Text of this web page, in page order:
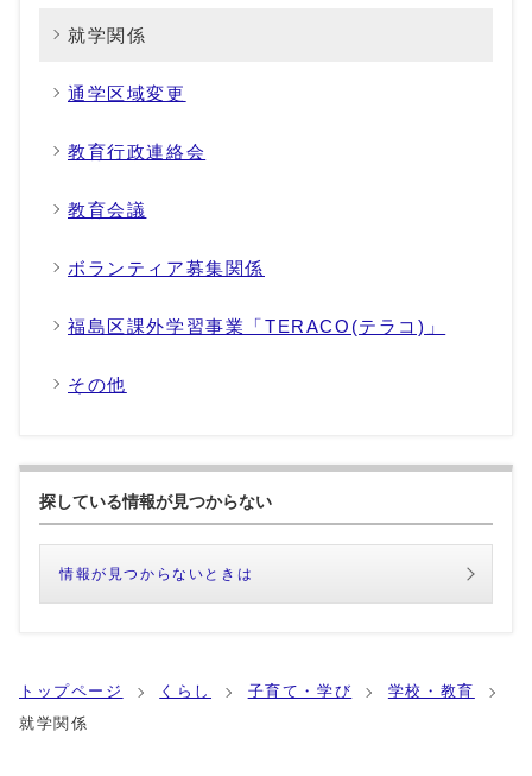
就学関係
通学区域変更
教育行政連絡会
教育会議
ボランティア募集関係
福島区課外学習事業「TERACO(テラコ)」
その他
探している情報が見つからない
情報が見つからないときは
トップページ くらし 子育て・学び
学校・教育
就学関係